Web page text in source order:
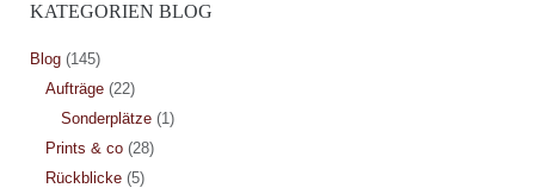
KATEGORIEN BLOG
Blog(145)
Aufträge(22)
Sonderplätze(1)
Prints & co(28)
Rückblicke(5)